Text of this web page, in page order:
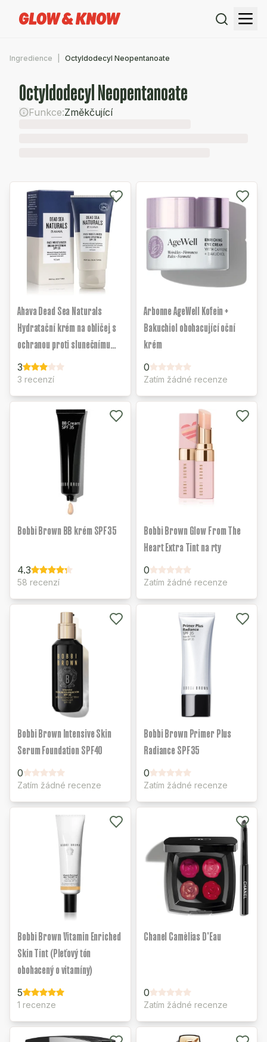
Ingredience Octyldodecyl Neopentanoate
Octyldodecyl Neopentanoate
Funkce:Změkčující
Ahava Dead Sea Naturals
Hydratační krém na obličej s
ochranou proti slunečnímu
záření SPF20
3
3 recenzí
Arbonne AgeWell Kofein +
Bakuchiol obohacující oční
krém
0
Zatím žádné recenze
Bobbi Brown BB krém SPF35
4.3
58 recenzí
Bobbi Brown Glow From The
Heart Extra Tint na rty
0
Zatím žádné recenze
Bobbi Brown Intensive Skin
Serum Foundation SPF40
0
Zatím žádné recenze
Bobbi Brown Primer Plus
Radiance SPF35
0
Zatím žádné recenze
Bobbi Brown Vitamin Enriched
Skin Tint (Pleťový tón
obohacený o vitamíny)
5
1 recenze
Chanel Camèlias D'Eau
0
Zatím žádné recenze